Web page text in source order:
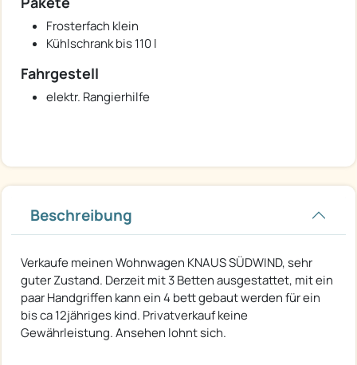
Frosterfach klein
Kühlschrank bis 110 l
Fahrgestell
elektr. Rangierhilfe
Beschreibung
Verkaufe meinen Wohnwagen KNAUS SÜDWIND, sehr
guter Zustand. Derzeit mit 3 Betten ausgestattet, mit ein
paar Handgriffen kann ein 4 bett gebaut werden für ein
bis ca 12jähriges kind. Privatverkauf keine
Gewährleistung. Ansehen lohnt sich.